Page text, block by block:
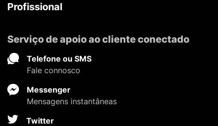
Profissional
Serviço de apoio ao cliente conectado
Telefone ou SMS
Fale connosco
Messenger
Mensagens instantâneas
Twitter